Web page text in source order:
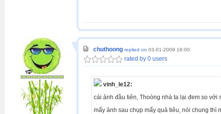
chuthoong replied on 03-01-2009 18:00
rated by 0 users
vinh_le12:
cái ảnh đầu tiên, Thoòng nhà ta lại đem so
mấy ảnh sau chụp mấy quả tiêu, nói chung thì